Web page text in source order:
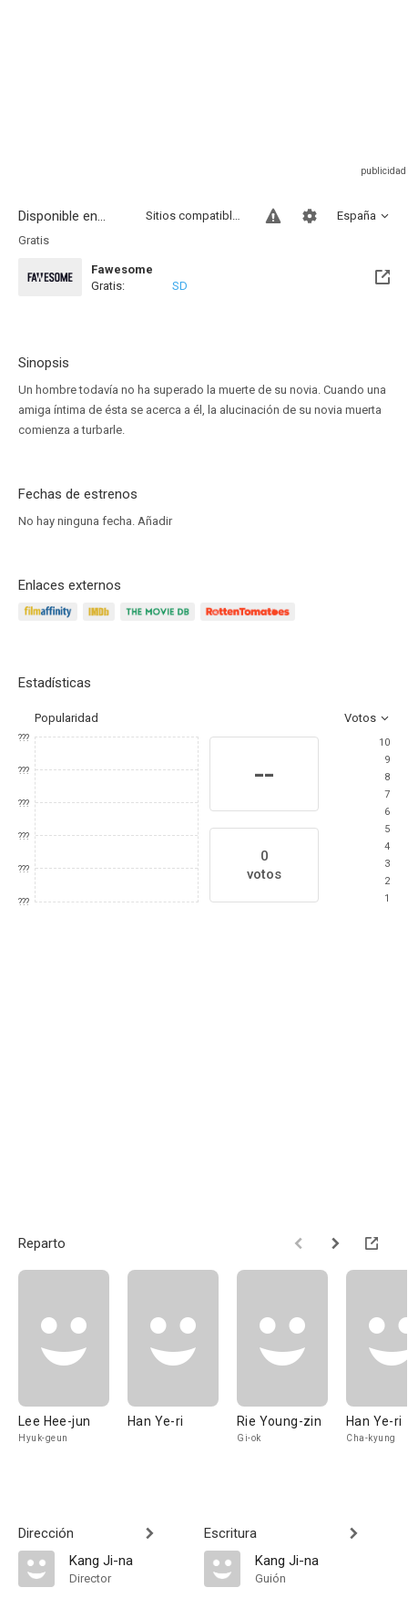
Disponible en... España
Sitios compatibles
Gratis
Fawesome
Gratis:
SD
Sinopsis
Un hombre todavía no ha superado la muerte de su novia. Cuando una
amiga íntima de ésta se acerca a él, la alucinación de su novia muerta
comienza a turbarle.
Fechas de estrenos
No hay ninguna fecha. Añadir
Enlaces externos
Estadísticas
Popularidad Votos
???
???
???
???
???
???
--
0
votos
10
9
8
7
6
5
4
3
2
1
Reparto
Lee Hee-jun
Hyuk-geun
Han Ye-ri Rie Young-zin
Gi-ok
Han Ye-ri
Cha-kyung
Dirección
Kang Ji-na
Director
Escritura
Kang Ji-na
Guión